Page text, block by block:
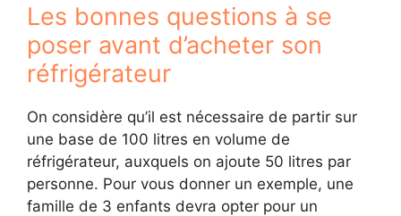
Les bonnes questions à se
poser avant d’acheter son
réfrigérateur
On considère qu’il est nécessaire de partir sur
une base de 100 litres en volume de
réfrigérateur, auxquels on ajoute 50 litres par
personne. Pour vous donner un exemple, une
famille de 3 enfants devra opter pour un